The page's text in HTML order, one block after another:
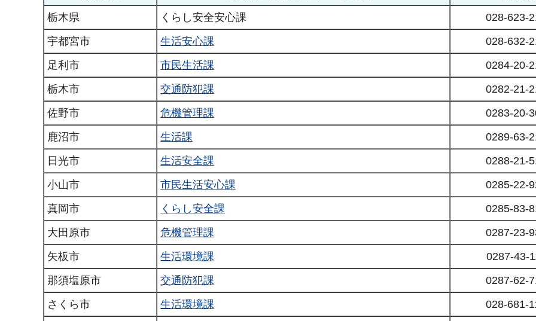
栃木県
くらし安全安心課
028-623-
宇都宮市
生活安心課
028-632-
足利市
市民生活課
0284-20-
栃木市
交通防犯課
0282-21-
佐野市
危機管理課
0283-20-
鹿沼市
生活課
0289-63-
日光市
生活安全課
0288-21-
小山市
市民生活安心課
0285-22-
真岡市
くらし安全課
0285-83-
大田原市
危機管理課
0287-23-
矢板市
生活環境課
0287-43-
那須塩原市
交通防犯課
0287-62-
さくら市
生活環境課
028-681-